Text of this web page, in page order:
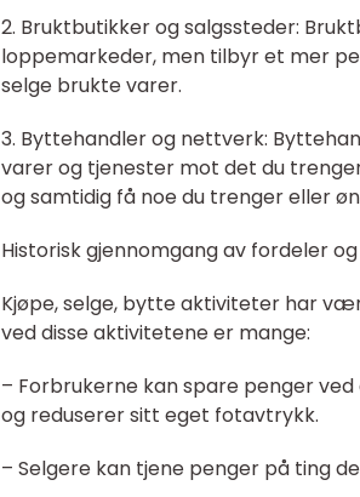
2. Bruktbutikker og salgssteder:
loppemarkeder, men tilbyr et mer
selge brukte varer.
3. Byttehandler og nettverk:
varer og tjenester mot det du
og samtidig få noe du trenger eller
Historisk gjennomgang av fordeler
Kjøpe, selge, bytte aktiviteter har
ved disse aktivitetene er mange:
– Forbrukerne kan spare penger
og reduserer sitt eget fotavtrykk.
– Selgere kan tjene penger på ting